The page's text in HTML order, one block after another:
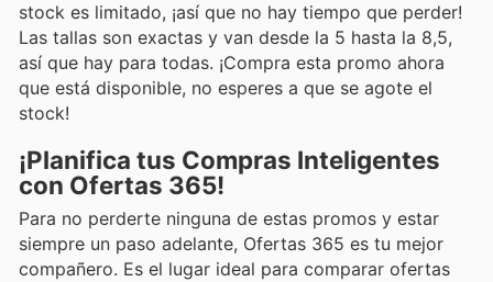
stock es limitado, ¡así que no hay tiempo que perder!
Las tallas son exactas y van desde la 5 hasta la 8,5,
así que hay para todas. ¡Compra esta promo ahora
que está disponible, no esperes a que se agote el
stock!
¡Planifica tus Compras Inteligentes
con Ofertas 365!
Para no perderte ninguna de estas promos y estar
siempre un paso adelante, Ofertas 365 es tu mejor
compañero. Es el lugar ideal para comparar ofertas